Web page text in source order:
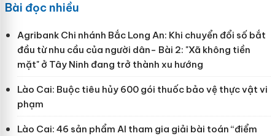
Bài đọc nhiều
Agribank Chi nhánh Bắc Long An: Khi chuyển đổi số bắt
đầu từ nhu cầu của người dân- Bài 2: "Xã không tiền
mặt" ở Tây Ninh đang trở thành xu hướng
Lào Cai: Buộc tiêu hủy 600 gói thuốc bảo vệ thực vật vi
phạm
Lào Cai: 46 sản phẩm AI tham gia giải bài toán “điểm